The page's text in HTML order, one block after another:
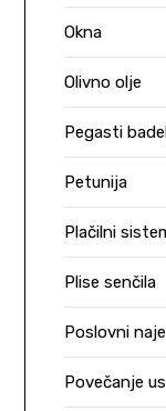
Okna
Olivno olje
Pegasti
Petunija
Plačilni
Plise senčila
Poslovni
Povečanje